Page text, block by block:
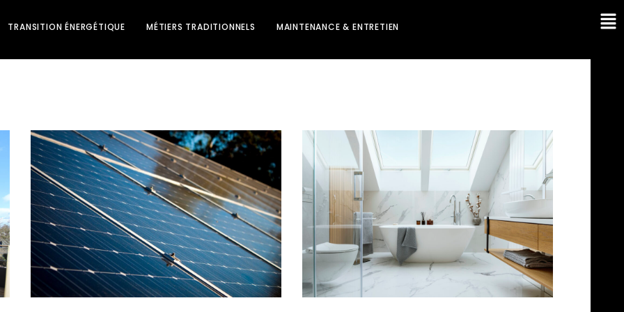
TRANSITION ÉNERGÉTIQUE MÉTIERS TRADITIONNELS MAINTENANCE & ENTRETIEN